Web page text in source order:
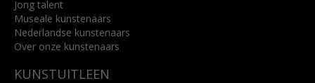
Jong talent
Museale kunstenaars
Nederlandse kunstenaars
Over onze kunstenaars
KUNSTUITLEEN